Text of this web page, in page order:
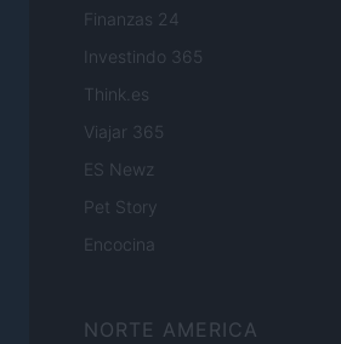
Finanzas 24
Investindo 365
Think.es
Viajar 365
ES Newz
Pet Story
Encocina
NORTE AMERICA